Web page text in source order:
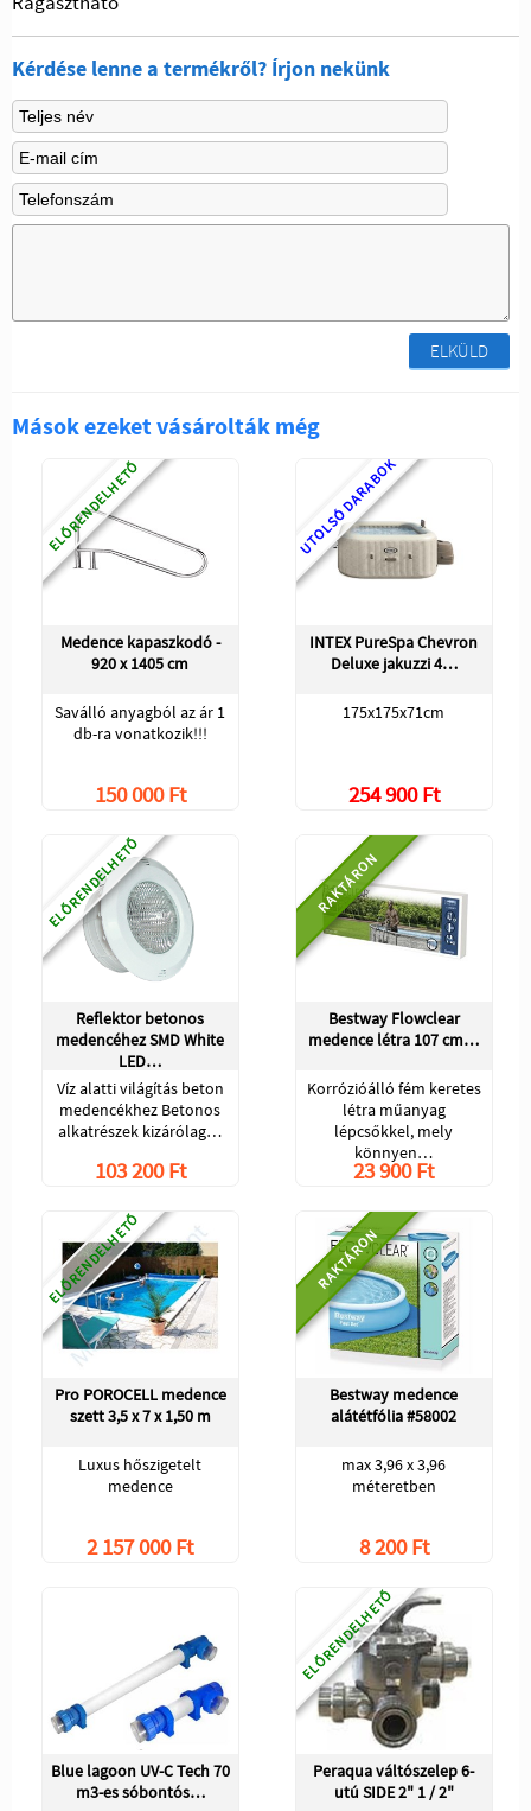
Kérdése lenne a termékről? Írjon nekünk
ELKÜLD
Mások ezeket vásárolták még
ELŐRENDELHETŐ
Medence kapaszkodó -
920 x 1405 cm
Saválló anyagból az ár 1
db-ra vonatkozik!!!
150 000 Ft
UTOLSÓ DARABOK
INTEX PureSpa Chevron
Deluxe jakuzzi 4…
175x175x71cm
254 900 Ft
ELŐRENDELHETŐ
Reflektor betonos
medencéhez SMD White
LED…
Víz alatti világítás beton
medencékhez Betonos
alkatrészek kizárólag…
103 200 Ft
RAKTÁRON
Bestway Flowclear
medence létra 107 cm…
Korrózióálló fém keretes
létra műanyag
lépcsőkkel, mely
könnyen…
23 900 Ft
ELŐRENDELHETŐ
Pro POROCELL medence
szett 3,5 x 7 x 1,50 m
Luxus hőszigetelt
medence
2 157 000 Ft
RAKTÁRON
Bestway medence
alátétfólia #58002
max 3,96 x 3,96
méteretben
8 200 Ft
Blue lagoon UV-C Tech 70
m3-es sóbontós…
ELŐRENDELHETŐ
Peraqua váltószelep 6-
utú SIDE 2" 1 / 2"